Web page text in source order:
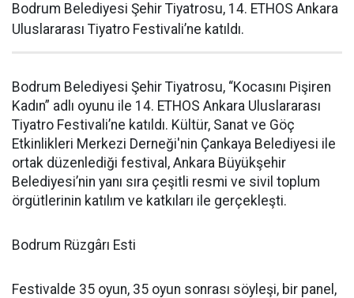
Bodrum Belediyesi Şehir Tiyatrosu, 14. ETHOS Ankara
Uluslararası Tiyatro Festivali’ne katıldı.
Bodrum Belediyesi Şehir Tiyatrosu, “Kocasını Pişiren
Kadın” adlı oyunu ile 14. ETHOS Ankara Uluslararası
Tiyatro Festivali’ne katıldı. Kültür, Sanat ve Göç
Etkinlikleri Merkezi Derneği'nin Çankaya Belediyesi ile
ortak düzenlediği festival, Ankara Büyükşehir
Belediyesi’nin yanı sıra çeşitli resmi ve sivil toplum
örgütlerinin katılım ve katkıları ile gerçekleşti.
Bodrum Rüzgârı Esti
Festivalde 35 oyun, 35 oyun sonrası söyleşi, bir panel,